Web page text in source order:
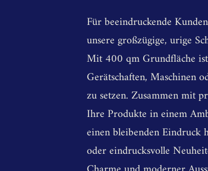
Für beeindruckende
unsere großzügige, urige
Mit 400 qm Grundfläche
Gerätschaften, Maschinen
zu setzen. Zusammen mit
Ihre Produkte in einem
einen bleibenden Eindruck
oder eindrucksvolle